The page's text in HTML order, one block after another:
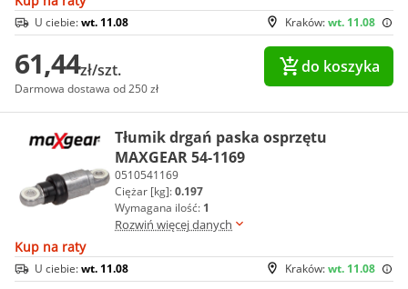
Kraków:wt. 11.08
U ciebie:wt. 11.08
61,44zł/szt.
Darmowa dostawa od 250 zł
do koszyka
Tłumik drgań paska osprzętu
MAXGEAR 54-1169
0510541169
Ciężar [kg]:0.197
Wymagana ilość: 1
Rozwiń więcej danych
Kup na raty
Kraków:wt. 11.08
U ciebie:wt. 11.08